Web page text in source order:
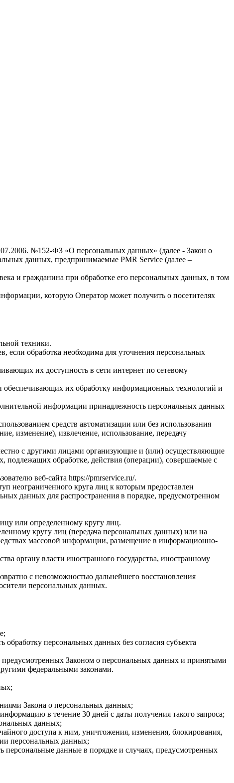
№152-ФЗ «О персональных данных» (далее - Закон о
данных, предпринимаемые PMR Service (далее –
и гражданина при обработке его персональных данных, в том
которую Оператор может получить о посетителях
техники.
обработка необходима для уточнения персональных
их доступность в сети интернет по сетевому
их обработку информационных технологий и
информации принадлежность персональных данных
средств автоматизации или без использования
изменение), извлечение, использование, передачу
с другими лицами организующие и (или) осуществляющие
подлежащих обработке, действия (операции), совершаемые с
веб-сайта https://pmrservice.ru/.
неограниченного круга лиц к которым предоставлен
данных для распространения в порядке, предусмотренном
или определенному кругу лиц.
кругу лиц (передача персональных данных) или на
массовой информации, размещение в информационно-
органу власти иностранного государства, иностранному
с невозможностью дальнейшего восстановления
персональных данных.
персональных данных без согласия субъекта
предусмотренных Законом о персональных данных и принятыми
федеральными законами.
Закона о персональных данных;
в течение 30 дней с даты получения такого запроса;
данных;
доступа к ним, уничтожения, изменения, блокирования,
персональных данных;
персональные данные в порядке и случаях, предусмотренных